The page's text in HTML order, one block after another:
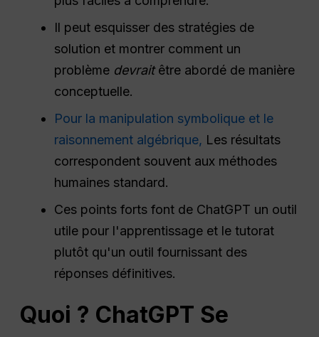
Il peut esquisser des stratégies de
solution et montrer comment un
problème devraitêtre abordé de manière
conceptuelle.
Pour la manipulation symbolique et le
raisonnement algébrique, Les résultats
correspondent souvent aux méthodes
humaines standard.
Ces points forts font de ChatGPT un outil
utile pour l'apprentissage et le tutorat
plutôt qu'un outil fournissant des
réponses définitives.
Quoi ? ChatGPT Se